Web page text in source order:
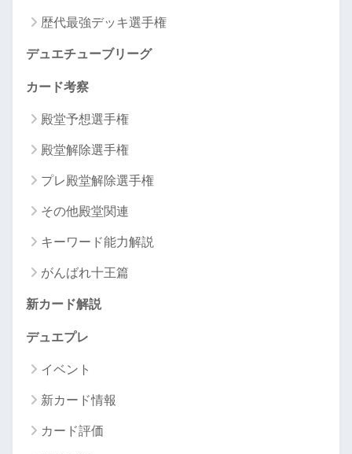
歴代最強デッキ選手権
デュエチューブリーグ
カード考察
殿堂予想選手権
殿堂解除選手権
プレ殿堂解除選手権
その他殿堂関連
キーワード能力解説
がんばれ十王篇
新カード解説
デュエプレ
イベント
新カード情報
カード評価